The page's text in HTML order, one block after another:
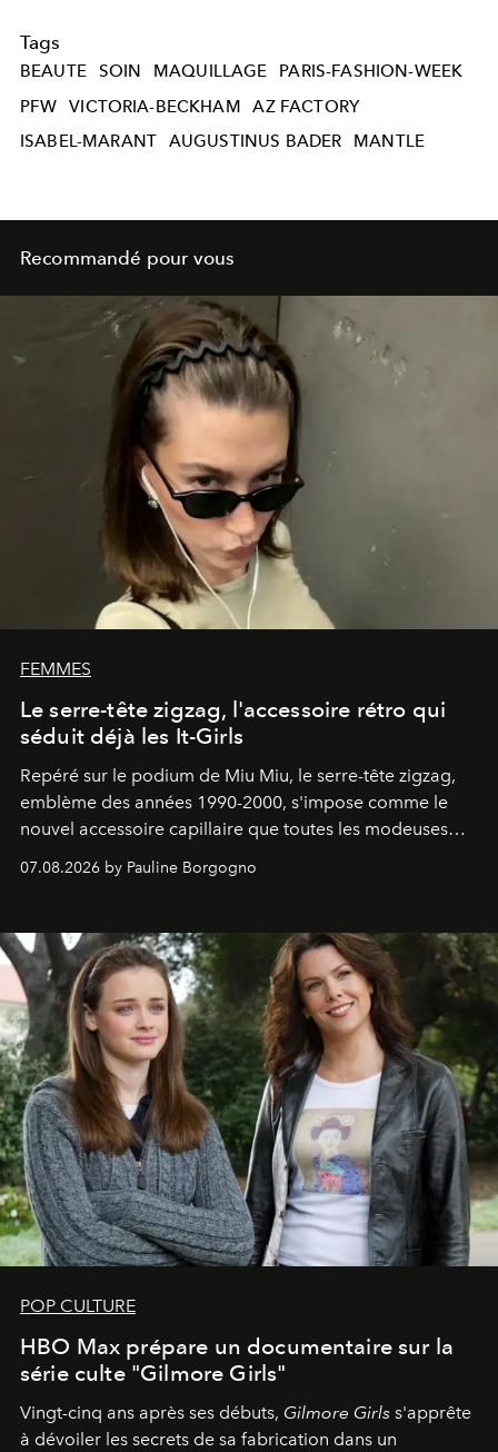
Tags
BEAUTE SOIN MAQUILLAGE
PARIS-FASHION-WEEK
PFW
VICTORIA-BECKHAM
AZ FACTORY
ISABEL-MARANT
AUGUSTINUS BADER MANTLE
Recommandé pour vous
FEMMES
Le serre-tête zigzag, l'accessoire rétro qui
séduit déjà les It-Girls
Repéré sur le podium de Miu Miu, le serre-tête zigzag,
emblème des années 1990-2000, s'impose comme le
nouvel accessoire capillaire que toutes les modeuses
s'arrachent déjà.
07.08.2026 by Pauline Borgogno
POP CULTURE
HBO Max prépare un documentaire sur la
série culte "Gilmore Girls"
Vingt-cinq ans après ses débuts, Gilmore Girls s'apprête
à dévoiler les secrets de sa fabrication dans un